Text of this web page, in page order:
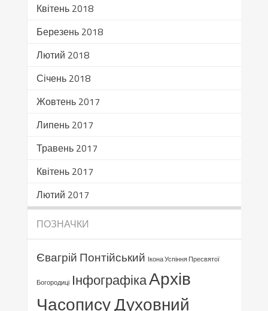
Квітень 2018
Березень 2018
Лютий 2018
Січень 2018
Жовтень 2017
Липень 2017
Травень 2017
Квітень 2017
Лютий 2017
ПОЗНАЧКИ
Євагрій Понтійський Ікона Успіння Пресвятої
Богородиці ІнфографікаАрхів
Часопису Духовний